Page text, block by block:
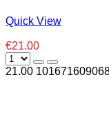
Quick View
€21.00
21.00 10